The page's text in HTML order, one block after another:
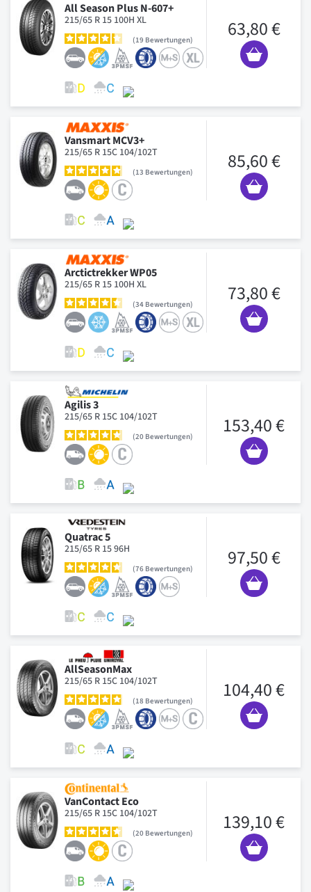
All Season Plus N-607+
215/65 R 15 100H XL
19 Bewertungen 63,80 €
Vansmart MCV3+
215/65 R 15C 104/102T
13 Bewertungen 85,60 €
Arctictrekker WP05
215/65 R 15 100H XL
34 Bewertungen 73,80 €
Agilis 3
215/65 R 15C 104/102T
20 Bewertungen 153,40 €
Quatrac 5
215/65 R 15 96H
76 Bewertungen 97,50 €
AllSeasonMax
215/65 R 15C 104/102T
18 Bewertungen 104,40 €
VanContact Eco
215/65 R 15C 104/102T
20 Bewertungen 139,10 €